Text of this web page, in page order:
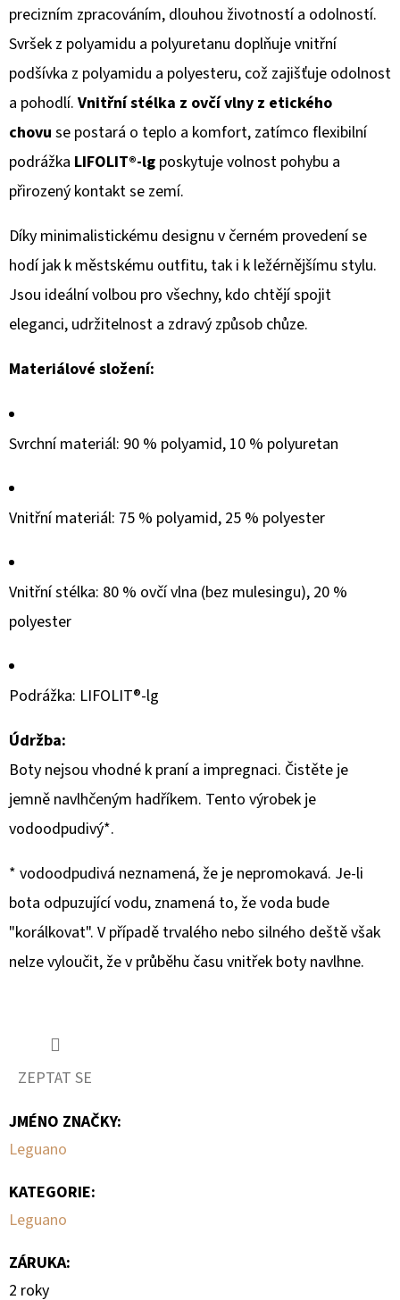
5
hvězdiček.
precizním zpracováním, dlouhou životností a odolností.
Svršek z polyamidu a polyuretanu doplňuje vnitřní
podšívka z polyamidu a polyesteru, což zajišťuje odolnost
a pohodlí. Vnitřní stélka z ovčí vlny z etického
chovu se postará o teplo a komfort, zatímco flexibilní
podrážka LIFOLIT®-lg poskytuje volnost pohybu a
přirozený kontakt se zemí.
Díky minimalistickému designu v černém provedení se
hodí jak k městskému outfitu, tak i k ležérnějšímu stylu.
Jsou ideální volbou pro všechny, kdo chtějí spojit
eleganci, udržitelnost a zdravý způsob chůze.
Materiálové složení:
Svrchní materiál: 90 % polyamid, 10 % polyuretan
Vnitřní materiál: 75 % polyamid, 25 % polyester
Vnitřní stélka: 80 % ovčí vlna (bez mulesingu), 20 %
polyester
Podrážka: LIFOLIT®-lg
Údržba:
Boty nejsou vhodné k praní a impregnaci. Čistěte je
jemně navlhčeným hadříkem. Tento výrobek je
vodoodpudivý*.
* vodoodpudivá neznamená, že je nepromokavá. Je-li
bota odpuzující vodu, znamená to, že voda bude
"korálkovat". V případě trvalého nebo silného deště však
nelze vyloučit, že v průběhu času vnitřek boty navlhne.
ZEPTAT SE
JMÉNO ZNAČKY:
Leguano
KATEGORIE:
Leguano
ZÁRUKA:
2 roky